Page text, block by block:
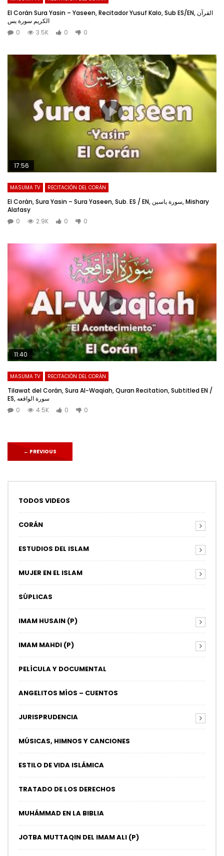
El Corán Sura Yasin – Yaseen, Recitador Yusuf Kalo, Sub ES/EN, القرآن
الکریم سورة یس
0
3.5K 0 0
17:56
MASUMA TV RECITACIÓN DEL CORÁN
El Corán, Sura Yasin – Sura Yaseen, Sub. ES / EN, سورة یاسین, Mishary
Alafasy
0
2.9K 0 0
11:40
MASUMA TV RECITACIÓN DEL CORÁN
Tilawat del Corán, Sura Al-Waqiah, Quran Recitation, Subtitled EN /
ES, سورة الواقعه
0
4.5K 0 0
← PREVIOUS
TODOS VIDEOS
CORÁN
ESTUDIOS DEL ISLAM
MUJER EN EL ISLAM
SÚPLICAS
IMAM HUSAIN (P)
IMAM MAHDI (P)
PELÍCULA Y DOCUMENTAL
ANGELITOS MÍOS – CUENTOS
JURISPRUDENCIA
MÚSICAS, HIMNOS Y CANCIONES
ESTILO DE VIDA ISLÁMICA
TRATADO DE LOS DERECHOS
MUHÁMMAD EN LA BIBLIA
JOTBA MUTTAQIN DEL IMAM ALI (P)